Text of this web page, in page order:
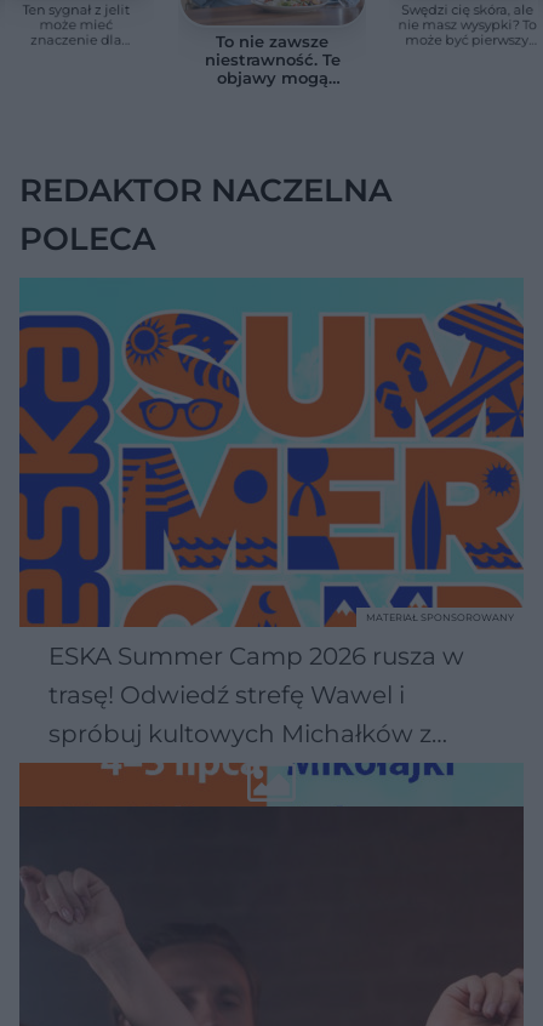
Ten sygnał z jelit
może mieć
znaczenie dla
To nie zawsze
niestrawność. Te
objawy mogą
Swędzi cię skóra, ale
nie masz wysypki? To
może być pierwszy
REDAKTOR NACZELNA
POLECA
ESKA Summer Camp 2026 rusza w
trasę! Odwiedź strefę Wawel i
spróbuj kultowych Michałków z
Wawelu
MATERIAŁ SPONSOROWANY